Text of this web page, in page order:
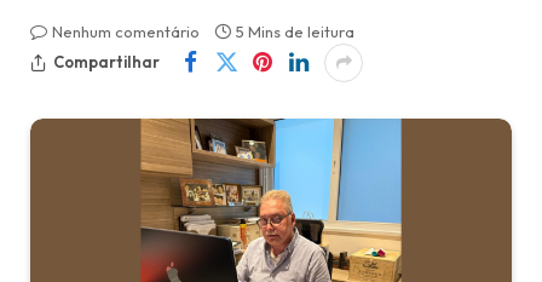
Nenhum comentário
5 Mins de leitura
Compartilhar